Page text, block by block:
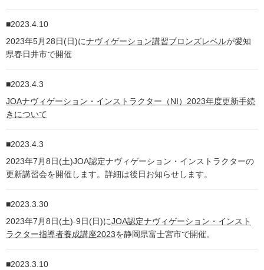
2023.4.10
2023年5月28日(日)にナヴィゲーション講習ブロンズレベルが愛知
県春日井市で開催
2023.4.3
JOAナヴィゲーション・インストラクター（NI）2023年度更新手続
きについて
2023.4.3
2023年7月8日(土)JOA認定ナヴィゲーション・インストラクターの
更新講習会を開催します。詳細は後日お知らせします。
2023.3.30
2023年7月8日(土)-9日(日)にJOA認定ナヴィゲーション・インスト
ラクター指導者養成講座2023を静岡県富士宮市で開催。
2023.3.10